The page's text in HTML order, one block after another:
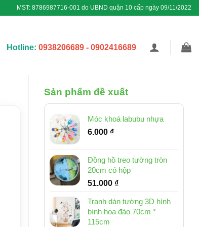
MST: 8786987716-001 do UBND quận 10 cấp ngày 09/11/2022
Hotline: 0938206689 - 0902416689
Sản phẩm đề xuất
Móc khoá labubu nhựa
6.000 ₫
Đồng hồ treo tường tròn
20cm có hộp
51.000 ₫
Tranh dán tường 3D hình
bình hoa đào 70cm *
115cm